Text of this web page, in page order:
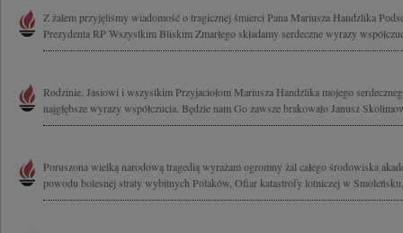
Z żalem przyjęliśmy wiadomość o tragicznej śmierci Pana Mariusza Handzlika
Prezydenta RP Wszystkim Bliskim Zmarłego składamy serdeczne wyrazy
Rodzinie, Jasiowi i wszystkim Przyjaciołom Mariusza Handzlika mojego
najgłębsze wyrazy współczucia. Będzie nam Go zawsze brakowało Janusz
Poruszona wielką narodową tragedią wyrażam ogromny żal całego środowiska
powodu bolesnej straty wybitnych Polaków, Ofiar katastrofy lotniczej w